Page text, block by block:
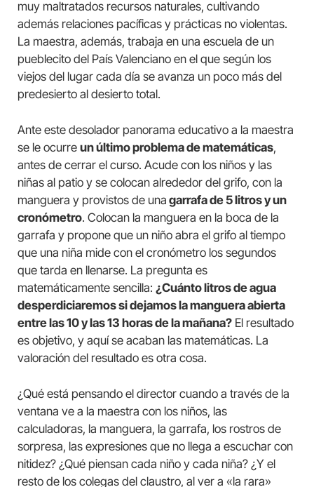
muy maltratados recursos naturales, cultivando
además relaciones pacíficas y prácticas no violentas.
La maestra, además, trabaja en una escuela de un
pueblecito del País Valenciano en el que según los
viejos del lugar cada día se avanza un poco más del
predesierto al desierto total.
Ante este desolador panorama educativo a la maestra
se le ocurre un último problema de matemáticas,
antes de cerrar el curso. Acude con los niños y las
niñas al patio y se colocan alrededor del grifo, con la
manguera y provistos de una garrafa de 5 litros y un
cronómetro. Colocan la manguera en la boca de la
garrafa y propone que un niño abra el grifo al tiempo
que una niña mide con el cronómetro los segundos
que tarda en llenarse. La pregunta es
matemáticamente sencilla: ¿Cuánto litros de agua
desperdiciaremos si dejamos la manguera abierta
entre las 10 y las 13 horas de la mañana? El resultado
es objetivo, y aquí se acaban las matemáticas. La
valoración del resultado es otra cosa.
¿Qué está pensando el director cuando a través de la
ventana ve a la maestra con los niños, las
calculadoras, la manguera, la garrafa, los rostros de
sorpresa, las expresiones que no llega a escuchar con
nitidez? ¿Qué piensan cada niño y cada niña? ¿Y el
resto de los colegas del claustro, al ver a «la rara»